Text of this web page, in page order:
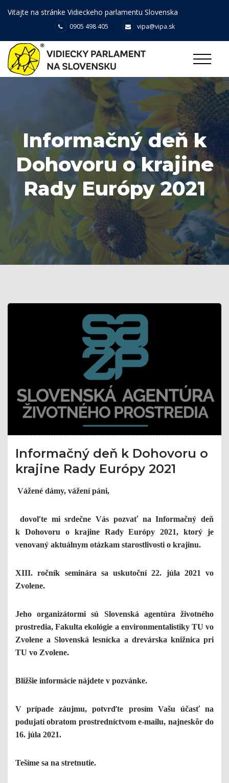
Vitajte na stránke Vidieckeho parlamentu Slovenska
0905 498 405 vipa@vipa.sk
Informačný deň k
Dohovoru o krajine
Rady Európy 2021
Informačný deň k Dohovoru o
krajine Rady Európy 2021
Vážené dámy, vážení páni,
dovoľte mi srdečne Vás pozvať na Informačný deň
k Dohovoru o krajine Rady Európy 2021, ktorý je
venovaný aktuálnym otázkam starostlivosti o krajinu.
XIII. ročník seminára sa uskutoční 22. júla 2021 vo
Zvolene.
Jeho organizátormi sú Slovenská agentúra životného
prostredia, Fakulta ekológie a environmentalistiky TU vo
Zvolene a Slovenská lesnícka a drevárska knižnica pri
TU vo Zvolene.
Bližšie informácie nájdete v pozvánke.
V prípade záujmu, potvrďte prosím Vašu účasť na
podujatí obratom prostredníctvom e-mailu, najneskôr do
16. júla 2021.
Tešíme sa na stretnutie.